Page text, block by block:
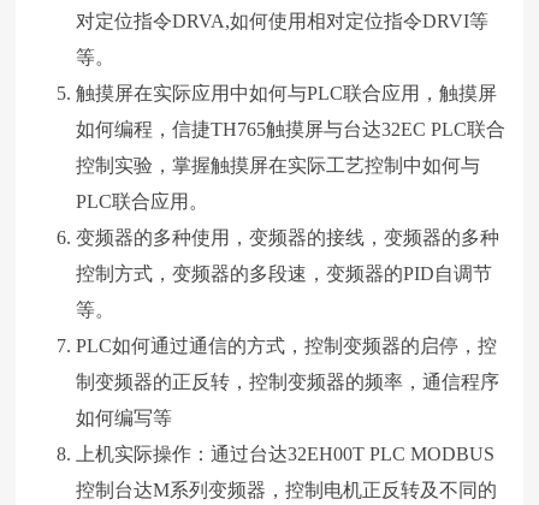
对定位指令DRVA,如何使用相对定位指令DRVI等
等。
触摸屏在实际应用中如何与PLC联合应用，触摸屏
如何编程，信捷TH765触摸屏与台达32EC PLC联合
控制实验，掌握触摸屏在实际工艺控制中如何与
PLC联合应用。
变频器的多种使用，变频器的接线，变频器的多种
控制方式，变频器的多段速，变频器的PID自调节
等。
PLC如何通过通信的方式，控制变频器的启停，控
制变频器的正反转，控制变频器的频率，通信程序
如何编写等
上机实际操作：通过台达32EH00T PLC MODBUS
控制台达M系列变频器，控制电机正反转及不同的